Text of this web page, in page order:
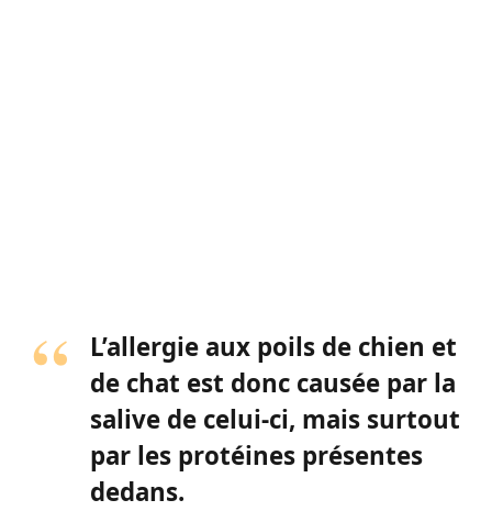
L’allergie aux poils de chien et
de chat est donc causée par la
salive de celui-ci, mais surtout
par les protéines présentes
dedans.